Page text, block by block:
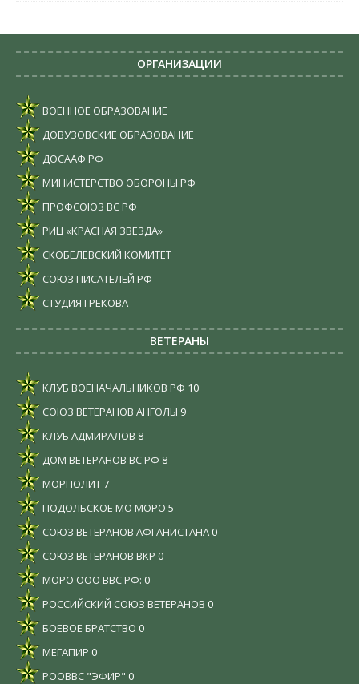
ОРГАНИЗАЦИИ
ВОЕННОЕ ОБРАЗОВАНИЕ
ДОВУЗОВСКИЕ ОБРАЗОВАНИЕ
ДОСААФ РФ
МИНИСТЕРСТВО ОБОРОНЫ РФ
ПРОФСОЮЗ ВС РФ
РИЦ «КРАСНАЯ ЗВЕЗДА»
СКОБЕЛЕВСКИЙ КОМИТЕТ
СОЮЗ ПИСАТЕЛЕЙ РФ
СТУДИЯ ГРЕКОВА
ВЕТЕРАНЫ
КЛУБ ВОЕНАЧАЛЬНИКОВ РФ 10
СОЮЗ ВЕТЕРАНОВ АНГОЛЫ 9
КЛУБ АДМИРАЛОВ 8
ДОМ ВЕТЕРАНОВ ВС РФ 8
МОРПОЛИТ7
ПОДОЛЬСКОЕ МО МОРО 5
СОЮЗ ВЕТЕРАНОВ АФГАНИСТАНА 0
СОЮЗ ВЕТЕРАНОВ ВКР 0
МОРО ООО ВВС РФ: 0
РОССИЙСКИЙ СОЮЗ ВЕТЕРАНОВ 0
БОЕВОЕ БРАТСТВО 0
МЕГАПИР 0
РООВВС "ЭФИР" 0